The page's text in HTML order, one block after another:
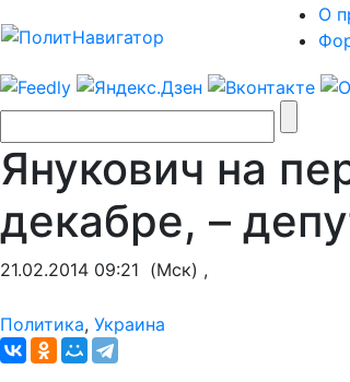
О
Янукович на
декабре, –
21.02.2014 09:21 (Мск) ,
Политика, Украина